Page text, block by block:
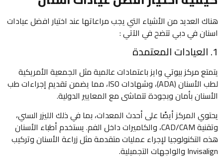
هناك العديد من الأشياء التي يجب مراعاتها عند اختيار افضل عيادات
اسنان في دبي تتضح في الآتي :
1. العيادات المعتمدة
يتمتع مركز بيوتي وايز باعتمادات عالمية مثل الجمعية الأمريكية
لطب الأسنان (ADA)، وشهادات ISO، مما يضمن تقديم إجراءات طب
الأسنان بأمان وبجودة تتماشى مع المعايير الدولية.
يحتوي المركز أيضًا على أحدث المعدات، بما في ذلك الليزر السني،
وتقنية CAD/CAM، والكاميرات داخل الفم. يستخدم أطباء الأسنان
هذه التكنولوجيا لإجراء عمليات متقدمة مثل زراعة الأسنان وتركيب
Invisalign والواجهات التجميلية.